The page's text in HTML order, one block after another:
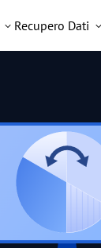
Recupero Dati